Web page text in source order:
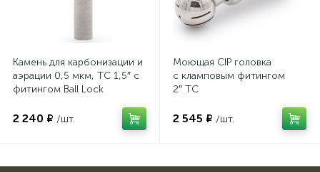
Камень для карбонизации и
аэрации 0,5 мкм, TC 1,5″ с
фитингом Ball Lock
2 240 ₽ /шт.
Моющая CIP головка
с кламповым фитингом
2″ TC
2 545 ₽ /шт.